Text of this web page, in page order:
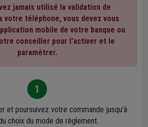
jamais utilisé la validation de
votre téléphone, vous devez vous
mobile de votre banque ou
conseiller pour l'activer et le
paramétrer.
1
et poursuivez votre commande jusqu'à
choix du mode de règlement.